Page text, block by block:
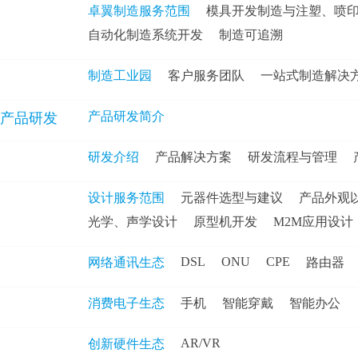
卓翼制造服务范围
模具开发制造与注塑、喷
自动化制造系统开发
制造可追溯
制造工业园 客户服务团队 一站式制造解决
产品研发 产品研发简介
研发介绍 产品解决方案 研发流程与管理
设计服务范围 元器件选型与建议
产品外观
光学、声学设计
原型机开发 M2M应用设计
网络通讯生态 DSL ONU CPE 路由器
消费电子生态 手机 智能穿戴 智能办公
创新硬件生态 AR/VR